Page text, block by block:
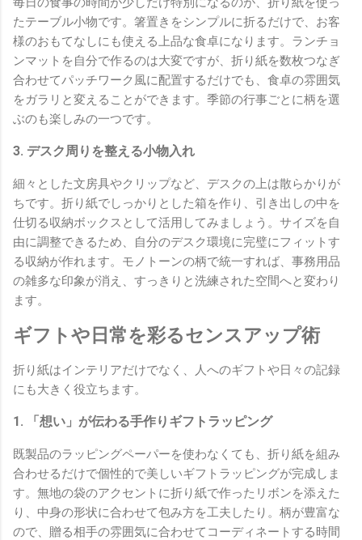
たテーブル小物です。箸置きをシンプルに折るだけで、お客
様のおもてなしにも使える上品な食卓になります。ランチョ
ンマットを自分で作るのは大変ですが、折り紙を数枚つなぎ
合わせてパッチワーク風に配置するだけでも、食卓の雰囲気
をガラリと変えることができます。季節の行事ごとに柄を選
ぶのも楽しみの一つです。
3. デスク周りを整える小物入れ
細々とした文房具やクリップなど、デスクの上は散らかりが
ちです。折り紙でしっかりとした箱を作り、引き出しの中を
仕切る収納ボックスとして活用してみましょう。サイズを自
由に調整できるため、自分のデスク環境に完璧にフィットす
る収納が作れます。モノトーンの柄で統一すれば、事務用品
の雑多な印象が消え、すっきりと洗練された空間へと変わり
ます。
ギフトや日常を彩るセンスアップ術
折り紙はインテリアだけでなく、人へのギフトや日々の記録
にも大きく役立ちます。
1. 「想い」が伝わる手作りギフトラッピング
既製品のラッピングペーパーを使わなくても、折り紙を組み
合わせるだけで個性的で美しいギフトラッピングが完成しま
す。無地の袋のアクセントに折り紙で作ったリボンを添えた
り、中身の形状に合わせて包み方を工夫したり。柄が豊富な
ので、贈る相手の雰囲気に合わせてコーディネートする時間